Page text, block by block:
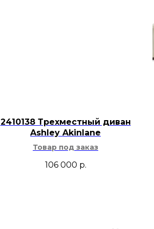
2410138 Трехместный диван
Ashley Akinlane
Товар под заказ
106 000 р.